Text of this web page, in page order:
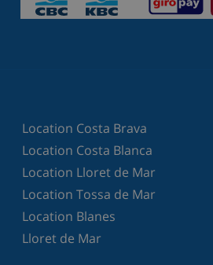
Location Costa Brava
Location Costa Blanca
Location Lloret de Mar
Location Tossa de Mar
Location Blanes
Lloret de Mar